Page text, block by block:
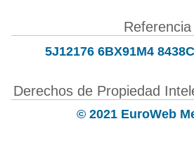
Referencia
5J12176 6BX91M4
Derechos de Propiedad
© 2021 EuroWeb